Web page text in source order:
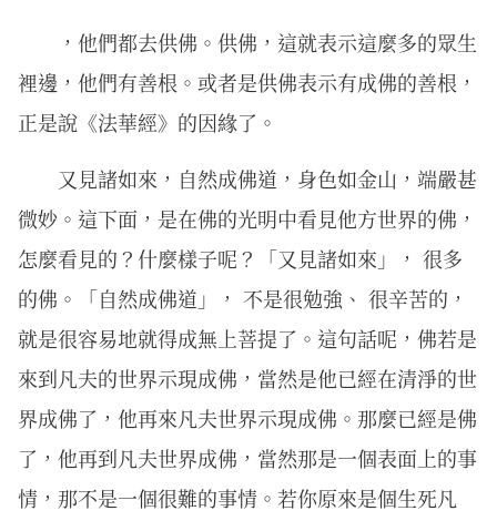
，他們都去供佛。供佛，這就表示這麼多的眾生
裡邊，他們有善根。或者是供佛表示有成佛的善根，
正是說《法華經》的因緣了。
又見諸如來，自然成佛道，身色如金山，端嚴甚
微妙。這下面，是在佛的光明中看見他方世界的佛，
怎麼看見的？什麼樣子呢？「又見諸如來」， 很多
的佛。「自然成佛道」， 不是很勉強、 很辛苦的，
就是很容易地就得成無上菩提了。這句話呢，佛若是
來到凡夫的世界示現成佛，當然是他已經在清淨的世
界成佛了，他再來凡夫世界示現成佛。那麼已經是佛
了，他再到凡夫世界成佛，當然那是一個表面上的事
情，那不是一個很難的事情。若你原來是個生死凡